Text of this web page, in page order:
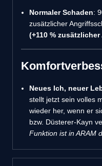
Normaler Schaden:
zusätzlicher
(+110 %
Neues Ich, neuer
stellt jetzt sein volles
wieder her, wenn er
bzw. Düsterer-Kayn
Funktion ist in ARAM